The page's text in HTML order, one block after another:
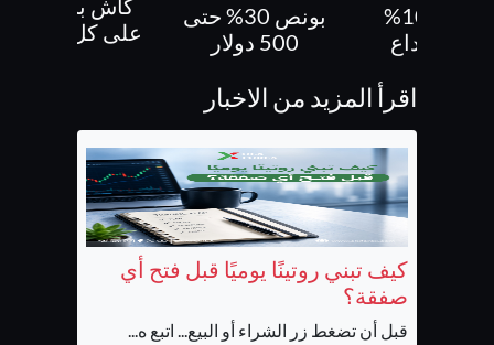
بونص 30% حتى
على كل صفقاتك
الايداع
اقرأ المزيد من الاخبار
كيف تبني روتينًا يوميًا قبل فتح أي
صفقة؟
قبل أن تضغط زر الشراء أو البيع... اتبع ه...